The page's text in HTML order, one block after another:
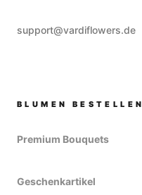
support@vardiflowers.de
BLUMEN BESTELLEN
Premium Bouquets
Geschenkartikel